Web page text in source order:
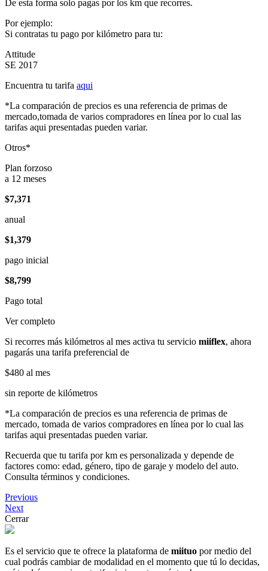
De esta forma solo pagas por los km que recorres.
Por ejemplo:
Si contratas tu pago por kilómetro para tu:
Attitude
SE 2017
Encuentra tu tarifa aqui
*La comparación de precios es una referencia de primas de
mercado,tomada de varios compradores en línea por lo cual las
tarifas aqui presentadas pueden variar.
Otros*
Plan forzoso
a 12 meses
$7,371
anual
$1,379
pago inicial
$8,799
Pago total
Ver completo
Si recorres más kilómetros al mes activa tu servicio miiflex, ahora
pagarás una tarifa preferencial de
$480 al mes
sin reporte de kilómetros
*La comparación de precios es una referencia de primas de
mercado, tomada de varios compradores en línea por lo cual las
tarifas aqui presentadas pueden variar.
Recuerda que tu tarifa por km es personalizada y depende de
factores como: edad, género, tipo de garaje y modelo del auto.
Consulta términos y condiciones.
Previous
Next
Cerrar
Es el servicio que te ofrece la plataforma de miituo por medio del
cual podrás cambiar de modalidad en el momento que tú lo decidas,